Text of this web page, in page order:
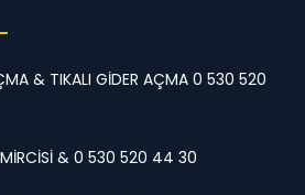
& TIKALI GİDER AÇMA 0 530 520
& 0 530 520 44 30